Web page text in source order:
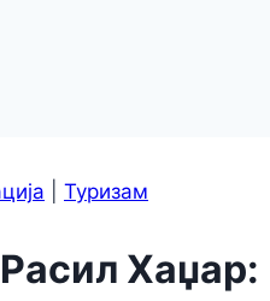
Туризам
Хаџар: